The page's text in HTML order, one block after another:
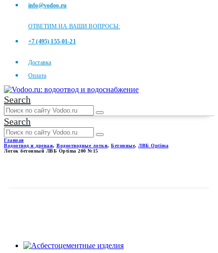
info@vodoo.ru
ОТВЕТИМ НА ВАШИ ВОПРОСЫ:
+7 (495) 155-01-21
Доставка
Оплата
Search
Search
Главная
Водоотвод и дренаж, Водоотводные лотки, Бетонные, ЛВБ Optima
Лоток бетонный ЛВБ Optima 200 №15